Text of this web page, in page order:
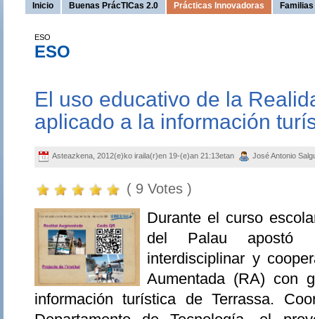
Inicio Buenas PrácTICas 2.0 Prácticas Innovadoras
ESO
ESO
El uso educativo de la
aplicado a la información
Asteazkena, 2012(e)ko iraila(r)en 19-(e)an 21:13etan José Antonio
( 9 Votes )
Durante el curso
del Palau apostó
interdisciplinar y
Aumentada (RA) con
información turística de Terrassa.